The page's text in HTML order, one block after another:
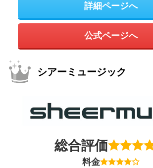
詳細ページへ
公式ページへ
シアーミュージック
総合評価
料金